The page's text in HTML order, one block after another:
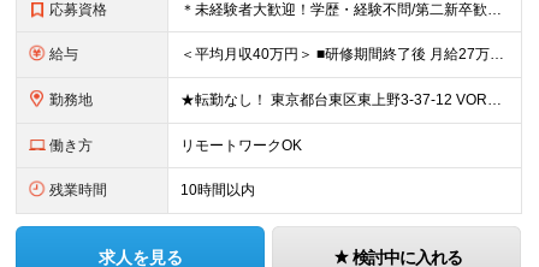
応募資格 ＊未経験者大歓迎！学歴・経験不問/第二新卒歓迎/約1年間の充実研修/WEB面接可能＊ ▼未経験歓迎＆完全ポテンシャル採用！▼ 基礎のキソから学べる研修があるので経験は一切不問！ 面接では「あなたの
給与 ＜平均月収40万円＞ ■研修期間終了後 月給27万円～80万円＋賞与1回＋各種手当＋インセンティブ ※試用期間中は月給22万円～（スキル経験によって変動あり）となります。 その後は実力により給与が
勤務地 ★転勤なし！ 東京都台東区東上野3-37-12 VORT上野plus 7F ※その他、1都3県を中心としたプロジェクト先 ※(変更の範囲)上記を除く当社関連勤務地
働き方 リモートワークOK
残業時間 10時間以内
求人を見る 検討中に入れる